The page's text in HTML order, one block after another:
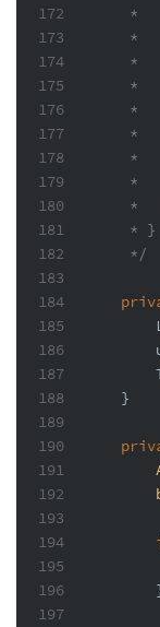
172
173
174
175
176
177
178
179
180
181
182
183
184
185
186
187
188
189
190
191
192
193
194
195
196
197
*
*
*
*
*
*
*
*
*
     * }
     */
    }